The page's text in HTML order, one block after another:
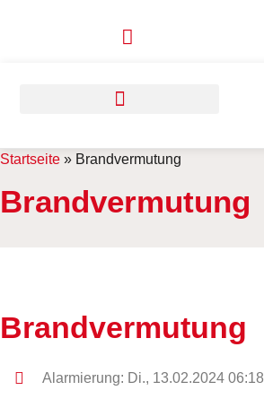
Startseite » Brandvermutung
Brandvermutung
Brandvermutung
Alarmierung: Di., 13.02.2024 06:18